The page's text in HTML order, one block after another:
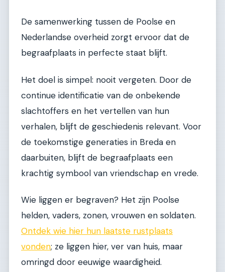
De samenwerking tussen de Poolse en
Nederlandse overheid zorgt ervoor dat de
begraafplaats in perfecte staat blijft.
Het doel is simpel: nooit vergeten. Door de
continue identificatie van de onbekende
slachtoffers en het vertellen van hun
verhalen, blijft de geschiedenis relevant. Voor
de toekomstige generaties in Breda en
daarbuiten, blijft de begraafplaats een
krachtig symbool van vriendschap en vrede.
Wie liggen er begraven? Het zijn Poolse
helden, vaders, zonen, vrouwen en soldaten.
Ontdek wie hier hun laatste rustplaats
vonden; ze liggen hier, ver van huis, maar
omringd door eeuwige waardigheid.